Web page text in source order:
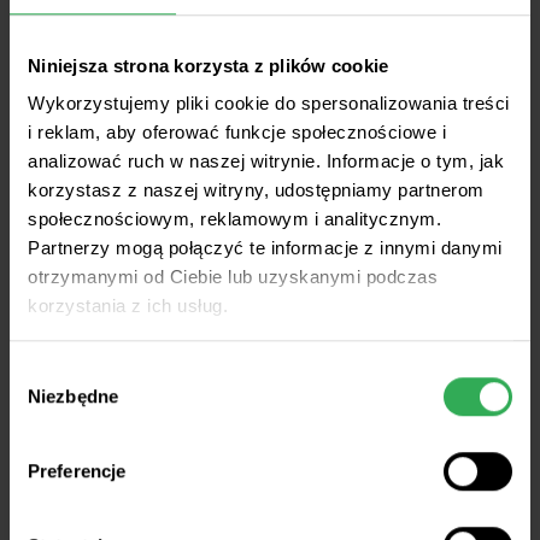
Niniejsza strona korzysta z plików cookie
Wykorzystujemy pliki cookie do spersonalizowania treści
i reklam, aby oferować funkcje społecznościowe i
analizować ruch w naszej witrynie. Informacje o tym, jak
korzystasz z naszej witryny, udostępniamy partnerom
społecznościowym, reklamowym i analitycznym.
Partnerzy mogą połączyć te informacje z innymi danymi
otrzymanymi od Ciebie lub uzyskanymi podczas
korzystania z ich usług.
zgody
Niezbędne
Preferencje
W ramach Programu w akredytowanych
Laboratoriach Okręgowych Stacji Chemiczno-
Rolniczych przeprowadzone zostanie badanie
dostarczonych próbek gleby w zakresie:
przyswajalnych form fosforu, potasu i magnezu.
Każdy uczestnik dostarcza próbki do wyznaczonej